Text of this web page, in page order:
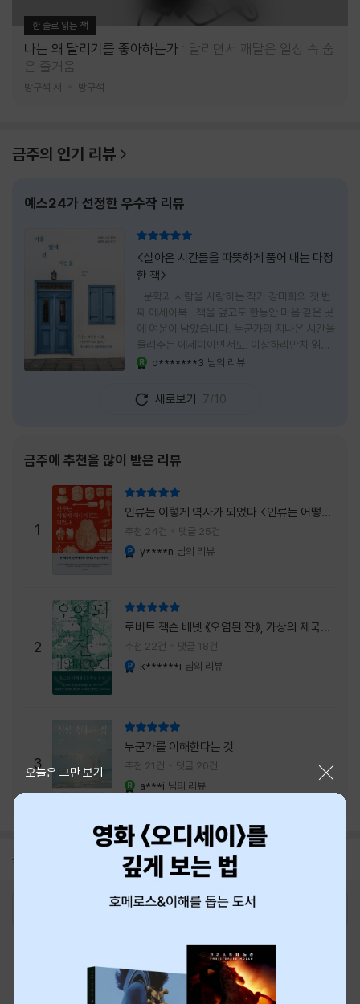
한 줄로 읽는 책
나는 왜 달리기를 좋아하는가
달리면서 깨달은 일상 속 숨
은 즐거움
방구석 저 방구석
금주의 인기 리뷰
예스24가 선정한 우수작 리뷰
<살아온 시간들을 따뜻하게 품어 내는 다정
한 책>
-문학과 사람을 사랑하는 작가 강미희의 첫 번
째 에세이북- 책을 덮고도 한동안 마음 깊은 곳
에 여운이 남았습니다. 누군가의 지나온 시간을
들려주는 에세이이면서도, 이상하리만치 읽는
사람 자신의 삶을 다시 돌아보게 만드는 책이었
으로 머물지 않고, 각자의 상처와 후회, 다 지나
온 줄 알았던 마음의 결을 가만히 비추는 거울
는다는 것, 대신 지나온 시간 속에서 비로소 알
있고 무너지지 않는 것보다 다시 일어서는 일이
더 중요하다는 사실을 담담하게 보여줍니다. 그
래서 읽는 내내 위로가 과장되지 않았고, 오히
려 그 절제된 진심 덕분에 더 오래 마음에 남았
습니다. 책 곳곳에
d*******3 님의 리뷰
새로보기 7/10
금주에 추천을 많이 받은 리뷰
1
인류는 이렇게 역사가 되었다 <인류는 어떻게
역사가 되었나>
추천 24건 댓글 25건
y****n 님의 리뷰
2
로버트 잭슨 베넷 《오염된 잔》, 가상의 제국이
주는 실감과 미스터리 사건의 치밀함이 이루어
내는 최상의 시너지...
추천 22건 댓글 18건
k******i 님의 리뷰
3
누군가를 이해한다는 것
추천 21건 댓글 20건
a***i 님의 리뷰
공지 8월 신용카드 무이자할부 안내
오늘은 그만 보기
최근 본 상품
티켓 1544-6399
중고샵 1566-4295
eBook 1:1문의/채팅상담
예스이십사(주) 사업자 정보